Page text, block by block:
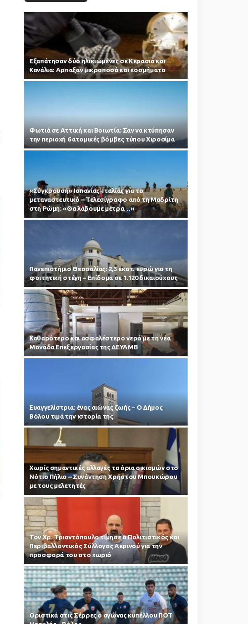
Εξαπάτησαν δύο ηλικιωμένες σε Κερασιά και
Κανάλια: Αρπαξαν μικροποσά και κοσμήματα
Φωτιά σε Αττική και Βοιωτία: Σαν να κτύπησαν
την περιοχή 6 ατομικές βόμβες τύπου Χιροσίμα
«Σύγκρουση» Ισπανίας-Ιταλίας για το
μεταναστευτικό – Τελεσίγραφο από τη Μαδρίτη
στη Ρώμη: «Θα λάβουμε μέτρα…»
Πανεπιστήμιο Θεσσαλίας: 2,3 εκατ. ευρώ για τη
φοιτητική στέγη – Επίδομα σε 1.120 δικαιούχους
Καθαρότερο και ασφαλέστερο νερό με τη νέα
Μονάδα Επεξεργασίας της ΔΕΥΑΜΒ
Ευαγγελίστρια: ένας αιώνας ζωής – Ο Δήμος
Βόλου τιμά την ιστορία της
Χωρίς σημαντικές αλλαγές τα όρια οικισμών στο
Νότιο Πήλιο – Συνάντηση Χρήστου Μπουκώρου
με τους μελετητές
Τον Χρ. Τριαντόπουλο τίμησε ο Πολιτιστικός και
Περιβαλλοντικός Σύλλογος Αερινού για την
προσφορά του στο χωριό
Οριστικά στις Σέρρες ο αγώνας κυπέλλου ΠΟΤ